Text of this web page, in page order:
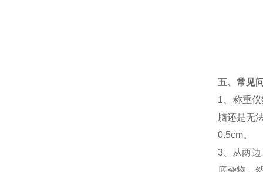
五、常见
1 、称重
脑还是无
0.5cm。
3 、从两
底杂物，